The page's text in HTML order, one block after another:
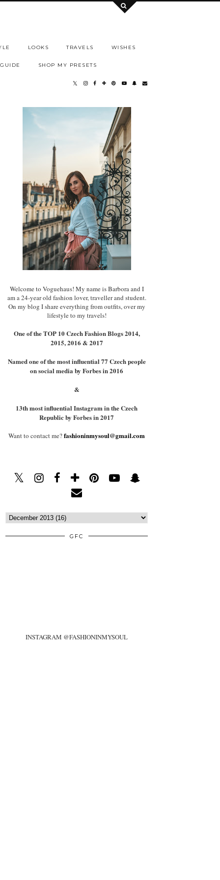
LOOKS TRAVELS WISHES
SHOP MY PRESETS
Welcome to Voguehaus! My name is Barbora and I
am a 24-year old fashion lover, traveller and student.
On my blog I share everything from outfits, over my
lifestyle to my travels!
One of the TOP 10 Czech Fashion Blogs 2014,
2015, 2016 & 2017
Named one of the most influential 77 Czech people
on social media by Forbes in 2016
&
13th most influential Instagram in the Czech
Republic by Forbes in 2017
Want to contact me?fashioninmysoul@gmail.com
GFC
INSTAGRAM @FASHIONINMYSOUL